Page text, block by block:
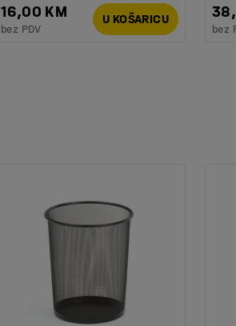
16,00 KM
bez PDV
U KOŠARICU
bez